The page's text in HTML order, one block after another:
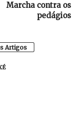
Marcha contra os
pedágios
Artigos